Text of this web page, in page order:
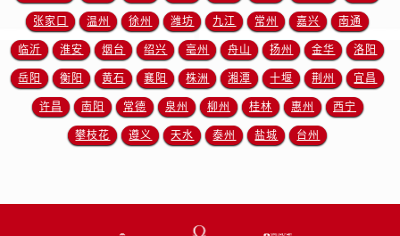
江苏省常州市新北区龙锦路1590号现代传媒中心5号楼10层1008室欧米茄售后服务中心（需提前预约）
江苏省淮安市清江浦区淮海北路欧米茄售后服务中心（需提前预约）
江苏省连云港市海州区通灌北路欧米茄售后服务中心（需提前预约）
江苏省南京市秦淮区中山南路1号南京中心22层22-C1-C3室欧米茄售后服务中心（需提前预约）
江苏省宿迁市宿城区西湖路欧米茄售后服务中心（需提前预约）
张家口 温州 徐州 潍坊 九江 常州 嘉兴 南通
临沂 淮安 烟台 绍兴 亳州 舟山 扬州 金华 洛阳
岳阳 衡阳 黄石 襄阳 株洲 湘潭 十堰 荆州 宜昌
许昌 南阳 常德 泉州 柳州 桂林 惠州 西宁
攀枝花 遵义 天水 泰州 盐城 台州